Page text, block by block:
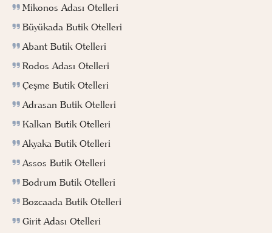
Mikonos Adası Otelleri
Büyükada Butik Otelleri
Abant Butik Otelleri
Rodos Adası Otelleri
Çeşme Butik Otelleri
Adrasan Butik Otelleri
Kalkan Butik Otelleri
Akyaka Butik Otelleri
Assos Butik Otelleri
Bodrum Butik Otelleri
Bozcaada Butik Otelleri
Girit Adası Otelleri